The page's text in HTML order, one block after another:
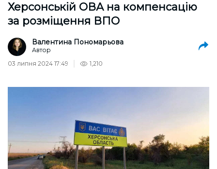
Херсонській ОВА на компенсацію
за розміщення ВПО
Валентина Пономарьова
Автор
03 липня 2024 17:49
1,210